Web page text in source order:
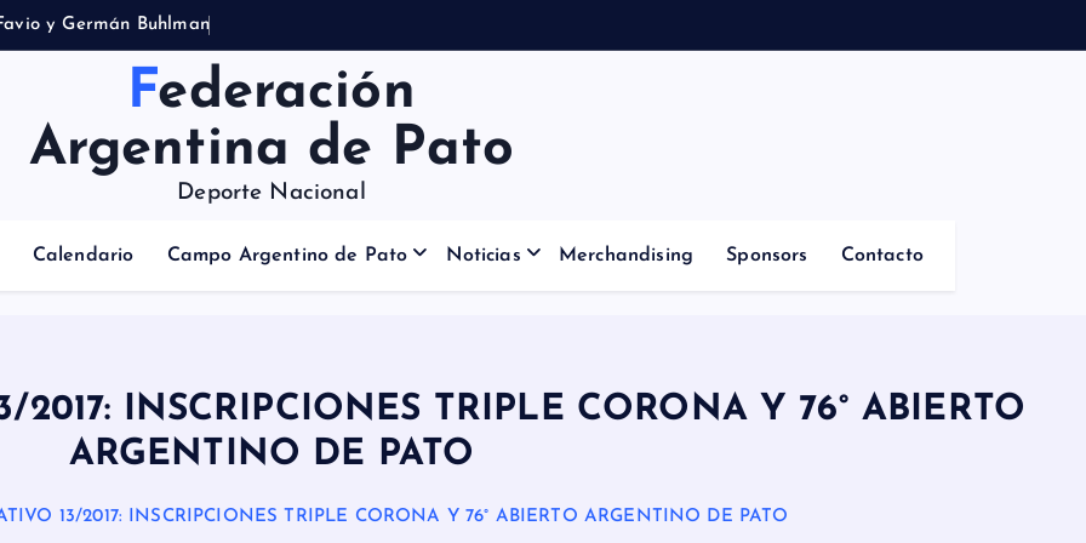
Federación
Argentina de Pato
Deporte Nacional
Calendario Campo Argentino de Pato Noticias Merchandising Sponsors Contacto
INSCRIPCIONES TRIPLE CORONA Y 76° ABIERTO
ARGENTINO DE PATO
13/2017: INSCRIPCIONES TRIPLE CORONA Y 76° ABIERTO ARGENTINO DE PATO